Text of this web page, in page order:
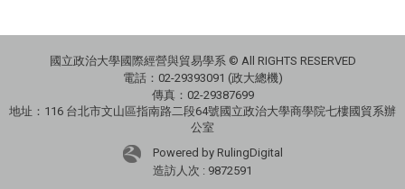
國立政治大學國際經營與貿易學系 © All RIGHTS RESERVED
電話： 02-29393091 (政大總機)
傳真：02-29387699
地址： 116 台北市文山區指南路二段64號國立政治大學商學院七樓國貿系辦
公室
Powered by RulingDigital
造訪人次 : 9872591